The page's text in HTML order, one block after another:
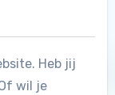
Heb jij
wil je